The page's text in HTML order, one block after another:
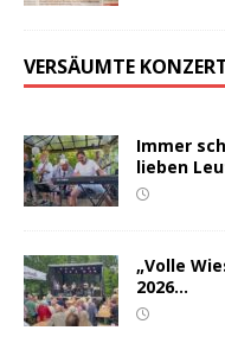
VERSÄUMTE
Immer
lieben
„Volle
2026…